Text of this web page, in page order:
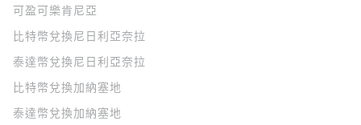
可盈可樂肯尼亞
比特幣兌換尼日利亞奈拉
泰達幣兌換尼日利亞奈拉
比特幣兌換加納塞地
泰達幣兌換加納塞地